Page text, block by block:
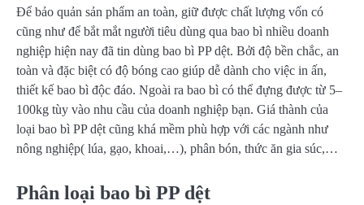
Để bảo quản sản phẩm an toàn, giữ được chất lượng vốn có
cũng như để bắt mắt người tiêu dùng qua bao bì nhiều doanh
nghiệp hiện nay đã tin dùng bao bì PP dệt. Bởi độ bền chắc, an
toàn và đặc biệt có độ bóng cao giúp dễ dành cho việc in ấn,
thiết kế bao bì độc đáo. Ngoài ra bao bì có thể đựng được từ 5–
100kg tùy vào nhu cầu của doanh nghiệp bạn. Giá thành của
loại bao bì PP dệt cũng khá mềm phù hợp với các ngành như
nông nghiệp( lúa, gạo, khoai,…), phân bón, thức ăn gia súc,…
Phân loại bao bì PP dệt